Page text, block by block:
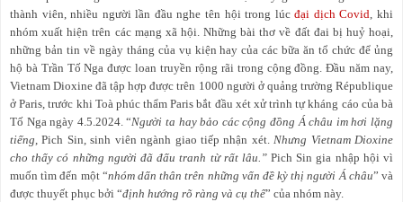
thành viên, nhiều người lần đầu nghe tên hội trong lúcđại dịch Covid, khi
nhóm xuất hiện trên các mạng xã hội. Những bài thơ về đất đai bị huỷ hoại,
những bản tin về ngày tháng của vụ kiện hay của các bữa ăn tổ chức để ủng
hộ bà Trần Tố Nga được loan truyền rộng rãi trong cộng đồng. Đầu năm nay,
Vietnam Dioxine đã tập hợp được trên 1000 người ở quảng trường République
ở Paris, trước khi Toà phúc thẩm Paris bắt đầu xét xử trình tự kháng cáo của bà
Tố Nga ngày 4.5.2024. “Người ta hay bảo các cộng đồng Á châu im hơi lặng
tiếng, Pich Sin, sinh viên ngành giao tiếp nhận xét.Nhưng Vietnam Dioxine
cho thấy có những người đã đấu tranh từ rất lâu.”Pich Sin gia nhập hội vì
muốn tìm đến một “nhóm dấn thân trên những vấn đề kỳ thị người Á châu” và
được thuyết phục bởi “định hướng rõ ràng và cụ thể” của nhóm này.